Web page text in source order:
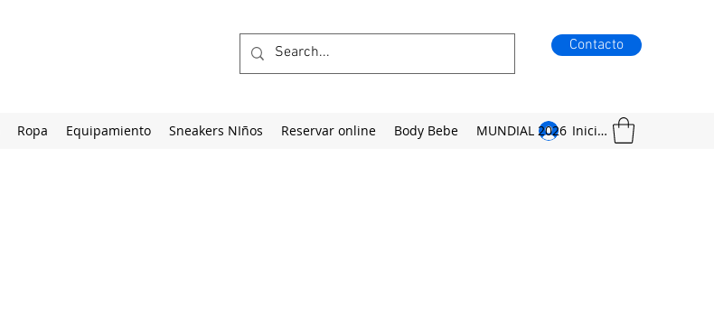
Contacto
Iniciar sesión
Ropa Equipamiento Sneakers NIños Reservar online Body Bebe MUNDIAL 2026